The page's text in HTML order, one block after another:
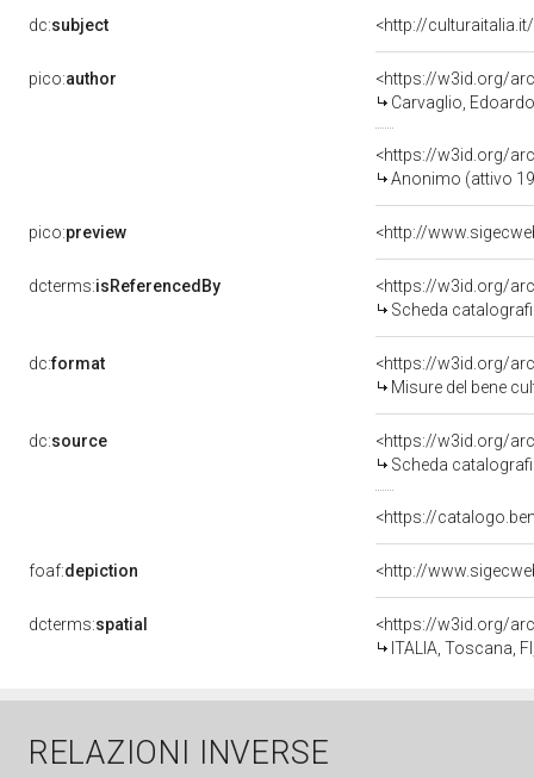
dc:subject <http://
pico:author
<https://w3id.org/
Carvaglio,
<https://w3id.org/
Anonimo (attivo
pico:preview
dcterms:isReferencedBy
<https://w3id.org/
Scheda
dc:format
<https://w3id.org/
Misure del bene
dc:source
<https://w3id.org/
Scheda
<https://
foaf:depiction
dcterms:spatial
<https://w3id.org/
ITALIA, Toscana,
RELAZIONI INVERSE